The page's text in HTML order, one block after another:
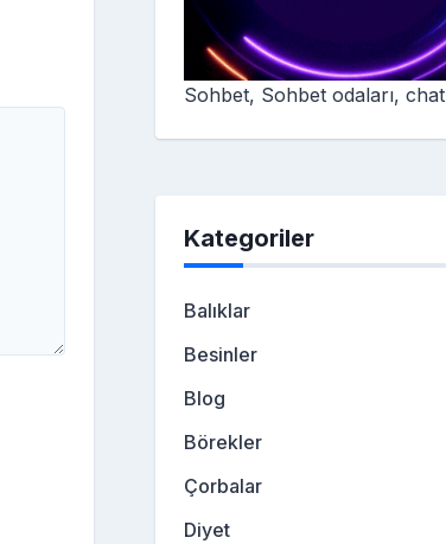
Sohbet, Sohbet odaları, chat
Kategoriler
Balıklar
Besinler
Blog
Börekler
Çorbalar
Diyet